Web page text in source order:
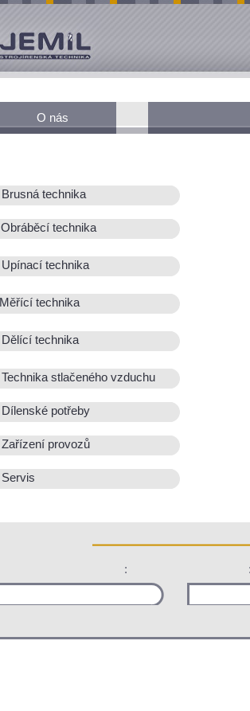
O nás
Brusná technika
Obráběcí technika
Upínací technika
Měřící technika
Dělící technika
Technika stlačeného vzduchu
Dílenské potřeby
Zařízení provozů
Servis
: